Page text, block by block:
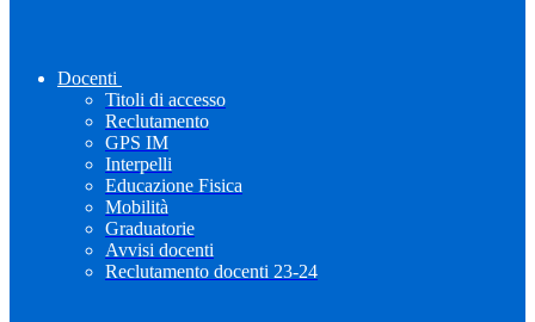
Docenti
Titoli di accesso
Reclutamento
GPS IM
Interpelli
Educazione Fisica
Mobilità
Graduatorie
Avvisi docenti
Reclutamento docenti 23-24